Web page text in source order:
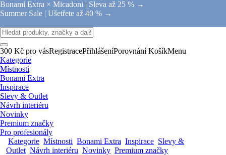
Bonami Extra × Micadoni | Sleva až 25 % →
Summer Sale | Ušetřete až 40 % →
300 Kč pro vásRegistracePřihlášeníPorovnání KošíkMenu
Kategorie
Místnosti
Bonami Extra
Inspirace
Slevy & Outlet
Návrh interiéru
Novinky
Premium značky
Pro profesionály
Kategorie Místnosti Bonami Extra Inspirace Slevy &
Outlet Návrh interiéru Novinky Premium značky